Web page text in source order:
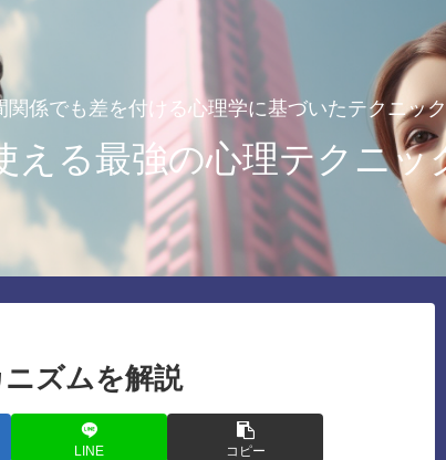
関係でも差を付ける心理学に基づいたテクニック
える最強の心理テクニッ
ズムを解説
LINE コピー